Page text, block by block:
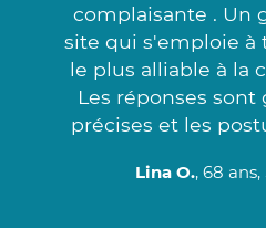
complaisante . Un
site qui s'emploie à
le plus alliable à la
Les réponses
précises et les
Lina O., 68